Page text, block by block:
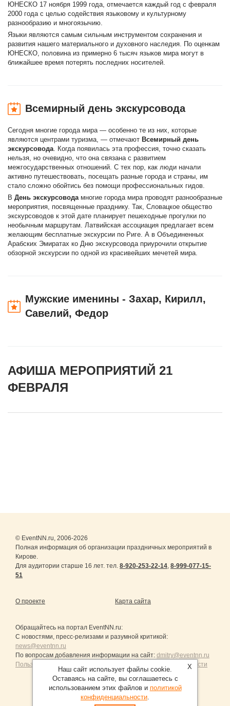
ЮНЕСКО 17 ноября 1999 года, отмечается каждый год с февраля
2000 года с целью содействия языковому и культурному
разнообразию и многоязычию.
Языки являются самым сильным инструментом сохранения и
развития нашего материального и духовного наследия. По оценкам
ЮНЕСКО, половина из примерно 6 тысяч языков мира могут в
ближайшее время потерять последних носителей.
Всемирный день экскурсовода
Сегодня многие города мира — особенно те из них, которые
являются центрами туризма, — отмечают Всемирный день
экскурсовода. Когда появилась эта профессия, точно сказать
нельзя, но очевидно, что она связана с развитием
межгосударственных отношений. С тех пор, как люди начали
активно путешествовать, посещать разные города и страны, им
стало сложно обойтись без помощи профессиональных гидов.
В День экскурсовода многие города мира проводят разнообразные
мероприятия, посвященные празднику. Так, Словацкое общество
экскурсоводов к этой дате планирует пешеходные прогулки по
необычным маршрутам. Латвийская ассоциация предлагает всем
желающим бесплатные экскурсии по Риге. А в Объединенных
Арабских Эмиратах ко Дню экскурсовода приурочили открытие
обзорной экскурсии по одной из красивейших мечетей мира.
Мужские именины - Захар, Кирилл,
Савелий, Федор
АФИША МЕРОПРИЯТИЙ 21
ФЕВРАЛЯ
© EventNN.ru, 2006-2026
Полная информация об организации праздничных мероприятий в
Кирове.
Для аудитории старше 16 лет. тел. 8-920-253-22-14, 8-999-077-15-
51
О проекте Карта сайта
Обращайтесь на портал EventNN.ru:
С новостями, пресс-релизами и разумной критикой:
news@eventnn.ru
По вопросам добавления информации на сайт: dmitry@eventnn.ru
Пользовательское Соглашение и политика конфиденциальности
X
Наш сайт использует файлы cookie.
Оставаясь на сайте, вы соглашаетесь с
использованием этих файлов и политикой
конфиденциальности.